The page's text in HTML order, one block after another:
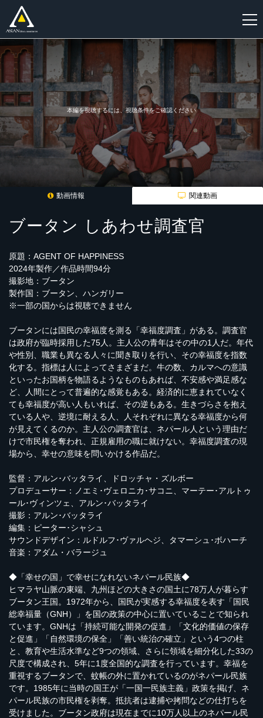
規
登
録
本編を視聴するには、視聴条件をご確認ください
動画情報 関連動画
ブータン しあわせ調査官
原題：AGENT OF HAPPINESS
2024年製作／作品時間94分
撮影地：ブータン
製作国：ブータン、ハンガリー
※一部の国からは視聴できません
ブータンには国民の幸福度を測る「幸福度調査」がある。調査官
は政府が臨時採用した75人。主人公の青年はその中の1人だ。年代
や性別、職業も異なる人々に聞き取りを行い、その幸福度を指数
化する。指標は人によってさまざまだ。牛の数、カルマへの意識
といったお国柄を物語るようなものもあれば、不安感や満足感な
ど、人間にとって普遍的な感覚もある。経済的に恵まれていなく
ても幸福度が高い人もいれば、その逆もある。生きづらさを抱え
ている人や、逆境に耐える人、人それぞれに異なる幸福度から何
が見えてくるのか。主人公の調査官は、ネパール人という理由だ
けで市民権を奪われ、正規雇用の職に就けない。幸福度調査の現
場から、幸せの意味を問いかける作品だ。
監督：アルン･バッタライ、ドロッチャ・ズルボー
プロデューサー：ノエミ･ヴェロニカ･サコニ、マーテー･アルトゥ
ール･ヴィンツェ、アルン･バッタライ
撮影：アルン･バッタライ
編集：ピーター･シャシュ
サウンドデザイン：ルドルフ･ヴァルヘジ、タマーシュ･ボハーチ
音楽：アダム・バラージュ
◆「幸せの国」で幸せになれないネパール民族◆
ヒマラヤ山脈の東端、九州ほどの大きさの国土に78万人が暮らす
ブータン王国。1972年から、国民が実感する幸福度を表す「国民
総幸福量（GNH）」を国の政策の中心に置いていることで知られ
ています。GNHは「持続可能な開発の促進」「文化的価値の保存
と促進」「自然環境の保全」「善い統治の確立」という4つの柱
と、教育や生活水準など9つの領域、さらに領域を細分化した33の
尺度で構成され、5年に1度全国的な調査を行っています。幸福を
重視するブータンで、蚊帳の外に置かれているのがネパール民族
です。1985年に当時の国王が「一国一民族主義」政策を掲げ、ネ
パール民族の市民権を剥奪。抵抗者は逮捕や拷問などの仕打ちを
受けました。ブータン政府は現在までに10万人以上のネパール民